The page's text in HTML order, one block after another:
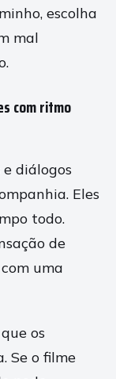
escolha
mal
com ritmo
diálogos
Eles
todo.
de
uma
os
Se o filme